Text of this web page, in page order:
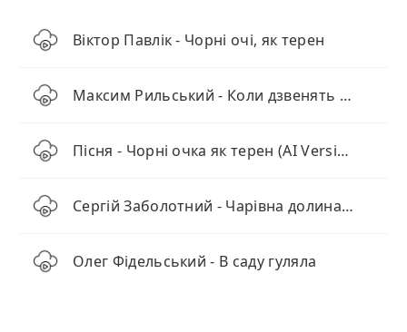
Віктор Павлік - Чорні очі, як терен
Максим Рильський - Коли дзвенять черешні
Пісня - Чорні очка як терен (AI Version)
Сергій Заболотний - Чарівна долина (українською)
Олег Фідельський - В саду гуляла